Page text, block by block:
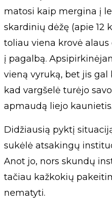
matosi kaip mergina į
skardinių dėžę (apie 12
toliau viena krovė
į pagalbą.
vieną vyruką, bet jis
kad vargšelė turėjo
apmaudą liejo kaunietis.
Didžiausią pyktį
sukėlė atsakingų
Anot jo, nors skundų
tačiau kažkokių
nematyti.